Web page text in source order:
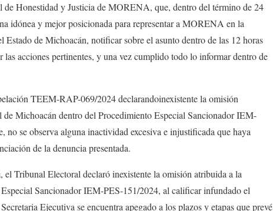
Honestidad y Justicia de MORENA, que, dentro del término de 24
idónea y mejor posicionada para representar a MORENA en la
de Michoacán, notificar sobre el asunto dentro de las 12 horas
acciones pertinentes, y una vez cumplido todo lo informar dentro de
TEEM-RAP-069/2024 declarandoinexistente la omisión
Michoacán dentro del Procedimiento Especial Sancionador IEM-
se observa alguna inactividad excesiva e injustificada que haya
de la denuncia presentada.
Tribunal Electoral declaró inexistente la omisión atribuida a la
Sancionador IEM-PES-151/2024, al calificar infundado el
Ejecutiva se encuentra apegado a los plazos y etapas que prevé